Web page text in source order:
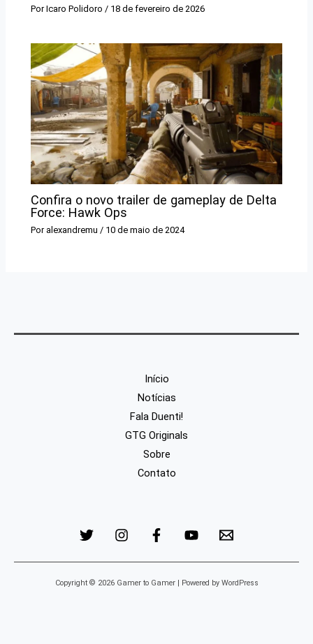
PorIcaro Polidoro/ 18 de fevereiro de 2026
Confira o novo trailer de gameplay de Delta
Force: Hawk Ops
Por alexandremu / 10 de maio de 2024
Início
Notícias
Fala Duenti!
GTG Originals
Sobre
Contato
Copyright © 2026 Gamer to Gamer | Powered by WordPress